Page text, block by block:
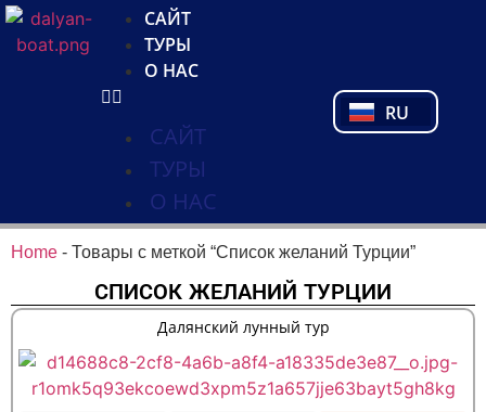
САЙТ
ТУРЫ
О НАС
САЙТ
ТУРЫ
О НАС
RU
PT
TR
Home - Товары с меткой “Список желаний Турции”
СПИСОК ЖЕЛАНИЙ ТУРЦИИ
Далянский лунный тур